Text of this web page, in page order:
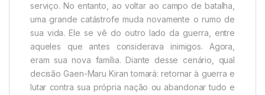
serviço. No entanto, ao voltar ao campo de batalha,
uma grande catástrofe muda novamente o rumo de
sua vida. Ele se vê do outro lado da guerra, entre
aqueles que antes considerava inimigos. Agora,
eram sua nova família. Diante desse cenário, qual
decisão Gaen-Maru Kiran tomará: retornar à guerra e
lutar contra sua própria nação ou abandonar tudo e